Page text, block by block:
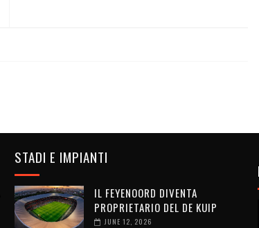
STADI E IMPIANTI
IL FEYENOORD DIVENTA
PROPRIETARIO DEL DE KUIP
JUNE 12, 2026